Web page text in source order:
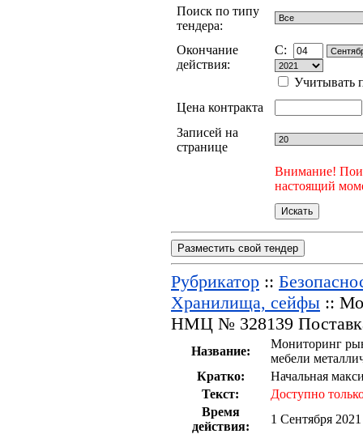
Поиск по типу
тендера:
Окончание
действия:
C:
Учитывать
Цена контракта
Записей на
странице
Внимание!
настоящий
Разместить свой тендер
Рубрикатор ::
Хранилища, сейфы ::
НМЦ № 328139
Название:
Мониторинг
мебели
Кратко:
Начальная
Текст:
Доступно
Время
действия:
1 Сентября